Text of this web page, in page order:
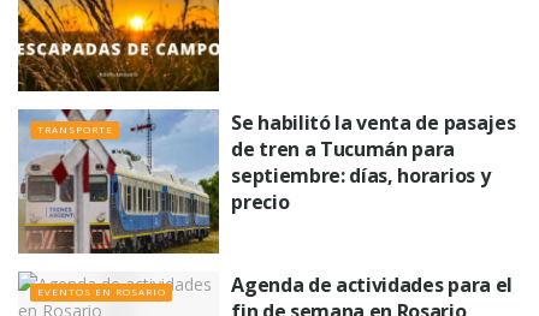
TRANSPORTE
Se habilitó la venta de pasajes
de tren a Tucumán para
septiembre: días, horarios y
precio
EVENTOS EN ROSARIO
Agenda de actividades para el
fin de semana en Rosario